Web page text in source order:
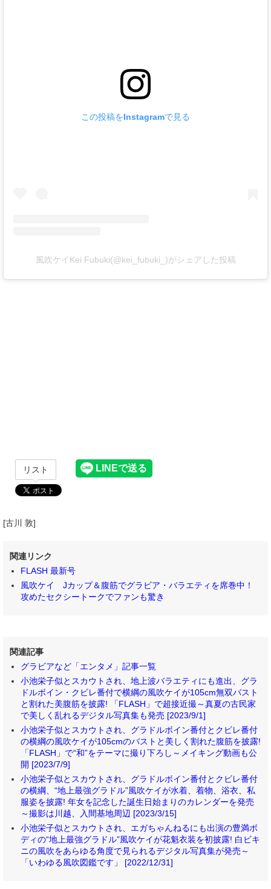
この投稿をInstagramで見る
風吹ケイKei Fubuki(@kei_fubuki_)がシェアした投稿
リスト
[古川 敦]
関連リンク
FLASH 最新号
風吹ケイ Jカップ＆腹筋でグラビア・バラエティを席巻中！
攻めたセクシートークでファンも驚き
関連記事
グラビアなど「エンタメ」記事一覧
小池栄子似とスカウトされ、地上波バラエティにも進出、グラ
ドルボイン・クビレ番付で横綱の風吹ケイが105cm無双バスト
と割れた美腹筋を披露! 「FLASH」で超接近撮～真夏の古民家
で美しく乱れるデジタル写真集も発売 [2023/9/1]
小池栄子似とスカウトされ、グラドルボイン番付とクビレ番付
の横綱の風吹ケイが105cmのバストと美しく割れた腹筋を披露!
「FLASH」で“和”をテーマに撮り下ろし～メイキング動画も公
開 [2023/7/9]
小池栄子似とスカウトされ、グラドルボイン番付とクビレ番付
の横綱、“地上最強グラドル”風吹ケイが水着、着物、浴衣、私
服姿を披露! 年女を記念した誕生日始まりのカレンダーを発売
～撮影は川越、入間基地周辺 [2023/3/15]
小池栄子似とスカウトされ、エガちゃんねるにも出演の豊満ボ
ディの“地上最強グラドル”風吹ケイが花魁衣装を初披露! 白ビキ
ニの風吹をあらゆる角度で見られるデジタル写真集が発売～
「いわゆる風吹図鑑です」 [2022/12/31]